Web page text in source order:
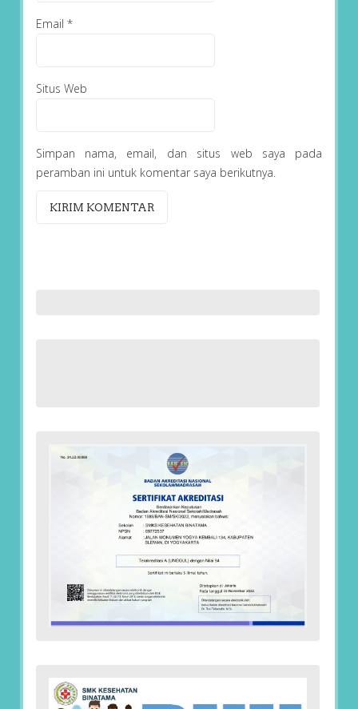
Email *
Situs Web
Simpan nama, email, dan situs web saya pada
peramban ini untuk komentar saya berikutnya.